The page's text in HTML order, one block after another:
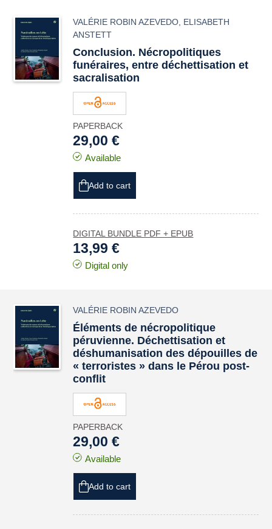
VALÉRIE ROBIN AZEVEDO ELISABETH
ANSTETT
Conclusion. Nécropolitiques
funéraires, entre déchettisation et
sacralisation
PAPERBACK
29,00 €
Available
Add to cart
DIGITAL BUNDLE PDF + EPUB
13,99 €
Digital only
VALÉRIE ROBIN AZEVEDO
Éléments de nécropolitique
péruvienne. Déchettisation et
déshumanisation des dépouilles de
« terroristes » dans le Pérou post-
conflit
PAPERBACK
29,00 €
Available
Add to cart